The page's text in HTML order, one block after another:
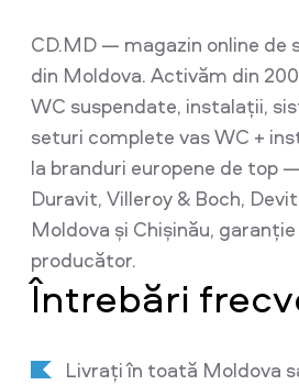
CD.MD — magazin online de
din Moldova. Activăm din
WC suspendate, instalații,
seturi complete vas WC +
la branduri europene de top
Duravit, Villeroy & Boch,
Moldova și Chișinău,
producător.
Întrebări
Livrați în toată Moldova